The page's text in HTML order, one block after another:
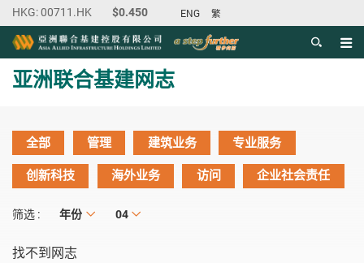
ENG 繁
目录
主内容开始
亚洲联合基建网志
全部 管理 建筑业务
专业服务
创新科技
海外业务 访问 企业社会责任
筛选 : 年份
年份 月份
04
找不到网志